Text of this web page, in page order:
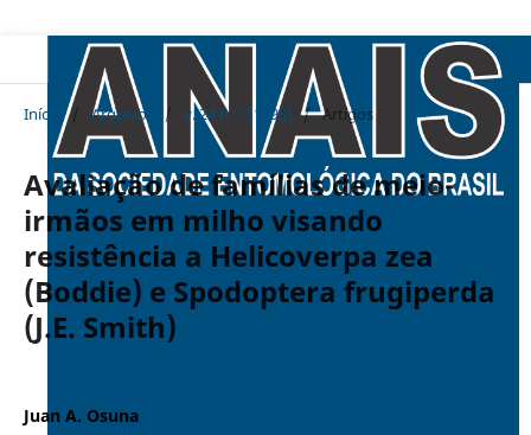
Início / Arquivos / v. 24 n. 1 (1995) / Artigos
Avaliação de famílias de meio-
irmãos em milho visando
resistência a Helicoverpa zea
(Boddie) e Spodoptera frugiperda
(J.E. Smith)
Juan A. Osuna